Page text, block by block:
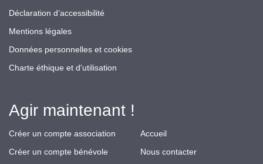
Déclaration d’accessibilité
Mentions légales
Données personnelles et cookies
Charte éthique et d'utilisation
Agir maintenant !
Créer un compte association
Créer un compte bénévole
Accueil
Nous contacter